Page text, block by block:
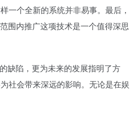
一个全新的系统并非易事。最后，
围内推广这项技术是一个值得深思
缺陷，更为未来的发展指明了方
社会带来深远的影响。无论是在娱